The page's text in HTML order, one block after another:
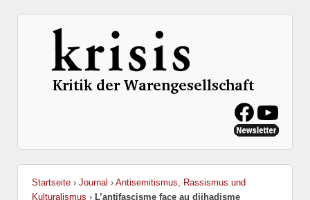
Startseite › Journal › Antisemitismus, Rassismus und
Kulturalismus › L’antifascisme face au djihadisme